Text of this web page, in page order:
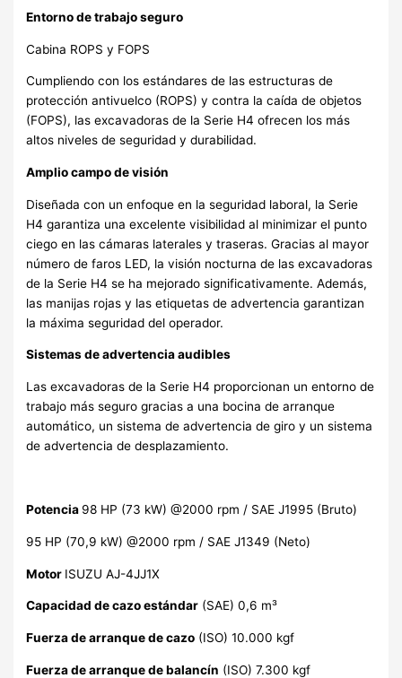
Entorno de trabajo seguro
Cabina ROPS y FOPS
Cumpliendo con los estándares de las estructuras de
protección antivuelco (ROPS) y contra la caída de objetos
(FOPS), las excavadoras de la Serie H4 ofrecen los más
altos niveles de seguridad y durabilidad.
Amplio campo de visión
Diseñada con un enfoque en la seguridad laboral, la Serie
H4 garantiza una excelente visibilidad al minimizar el punto
ciego en las cámaras laterales y traseras. Gracias al mayor
número de faros LED, la visión nocturna de las excavadoras
de la Serie H4 se ha mejorado significativamente. Además,
las manijas rojas y las etiquetas de advertencia garantizan
la máxima seguridad del operador.
Sistemas de advertencia audibles
Las excavadoras de la Serie H4 proporcionan un entorno de
trabajo más seguro gracias a una bocina de arranque
automático, un sistema de advertencia de giro y un sistema
de advertencia de desplazamiento.
Potencia 98 HP (73 kW) @2000 rpm / SAE J1995 (Bruto)
95 HP (70,9 kW) @2000 rpm / SAE J1349 (Neto)
Motor ISUZU AJ-4JJ1X
Capacidad de cazo estándar (SAE) 0,6 m³
Fuerza de arranque de cazo (ISO) 10.000 kgf
Fuerza de arranque de balancín (ISO) 7.300 kgf